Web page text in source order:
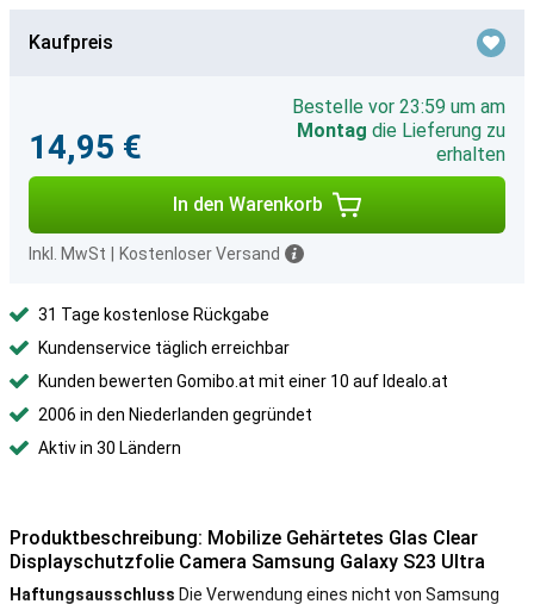
Kaufpreis
14,95 €
Bestelle vor 23:59 um am
Montag die Lieferung zu
erhalten
In den Warenkorb
Inkl. MwSt Kostenloser Versand
31 Tage kostenlose Rückgabe
Kundenservice täglich erreichbar
Kunden bewerten Gomibo.at mit einer 10 auf Idealo.at
2006 in den Niederlanden gegründet
Aktiv in 30 Ländern
Produktbeschreibung: Mobilize Gehärtetes Glas Clear
Displayschutzfolie Camera Samsung Galaxy S23 Ultra
Haftungsausschluss Die Verwendung eines nicht von Samsung